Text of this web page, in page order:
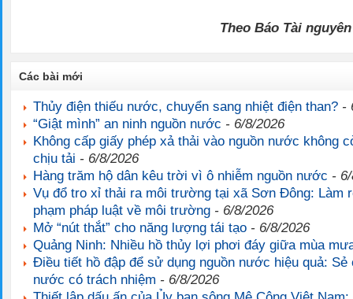
Theo Báo Tài
Các bài mới
Thủy điện thiếu nước, chuyển sang nhiệt điện than? -
“Giật mình” an ninh nguồn nước - 6/8/2026
Không cấp giấy phép xả thải vào nguồn nước không
chịu tải - 6/8/2026
Hàng trăm hộ dân kêu trời vì ô nhiễm nguồn nước -
Vụ đổ tro xỉ thải ra môi trường tại xã Sơn Đông: Làm
phạm pháp luật về môi trường - 6/8/2026
Mở “nút thắt” cho năng lượng tái tạo - 6/8/2026
Quảng Ninh: Nhiều hồ thủy lợi phơi đáy giữa mùa
Điều tiết hồ đập để sử dụng nguồn nước hiệu quả: Sẻ
nước có trách nhiệm - 6/8/2026